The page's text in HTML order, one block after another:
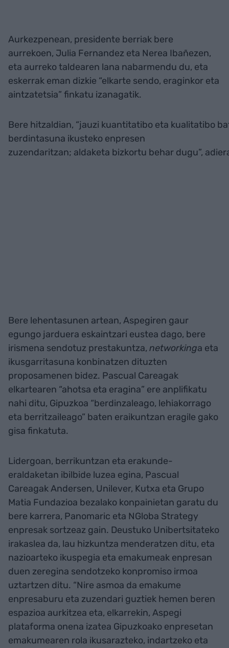
Aurkezpenean, presidente berriak bere
aurrekoen, Julia Fernandez eta Nerea Ibañezen,
eta aurreko taldearen lana nabarmendu du, eta
eskerrak eman dizkie “elkarte sendo, eraginkor eta
aintzatetsia” finkatu izanagatik.
Bere hitzaldian, “jauzi kuantitatibo eta kualitatibo
berdintasuna ikusteko enpresen
zuzendaritzan; aldaketa bizkortu behar dugu”,
Bere lehentasunen artean, Aspegiren gaur
egungo jarduera eskaintzari eustea dago, bere
irismena sendotuz prestakuntza, networkinga eta
ikusgarritasuna konbinatzen dituzten
proposamenen bidez. Pascual Careagak
elkartearen “ahotsa eta eragina” ere anplifikatu
nahi ditu, Gipuzkoa “berdinzaleago, lehiakorrago
eta berritzaileago” baten eraikuntzan eragile gako
gisa finkatuta.
Lidergoan, berrikuntzan eta erakunde-
eraldaketan ibilbide luzea egina, Pascual
Careagak Andersen, Unilever, Kutxa eta Grupo
Matia Fundazioa bezalako konpainietan garatu du
bere karrera, Panomaric eta NGloba Strategy
enpresak sortzeaz gain. Deustuko Unibertsitateko
irakaslea da, lau hizkuntza menderatzen ditu, eta
nazioarteko ikuspegia eta emakumeak enpresan
duen zeregina sendotzeko konpromiso irmoa
uztartzen ditu. “Nire asmoa da emakume
enpresaburu eta zuzendari guztiek hemen beren
espazioa aurkitzea eta, elkarrekin, Aspegi
plataforma onena izatea Gipuzkoako enpresetan
emakumearen rola ikusarazteko, indartzeko eta